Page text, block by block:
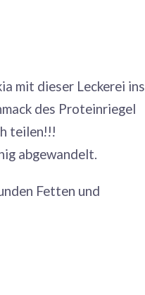
mit dieser Leckerei ins
des Proteinriegel
teilen!!!
abgewandelt.
Fetten und